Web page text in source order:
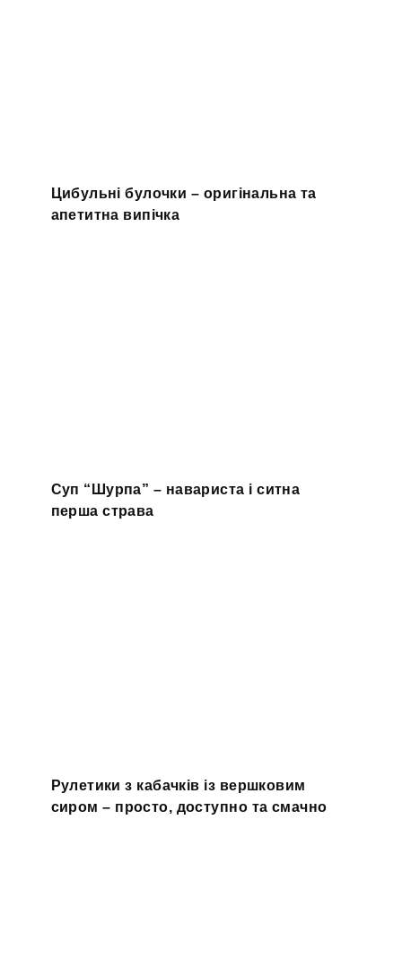
Цибульні булочки – оригінальна та
апетитна випічка
Суп “Шурпа” – навариста і ситна
перша страва
Рулетики з кабачків із вершковим
сиром – просто, доступно та смачно